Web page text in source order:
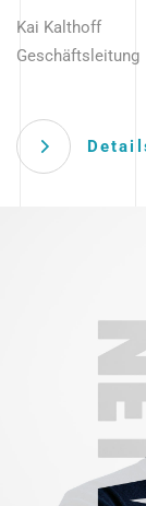
Kai Kalthoff
Geschäftsleitung